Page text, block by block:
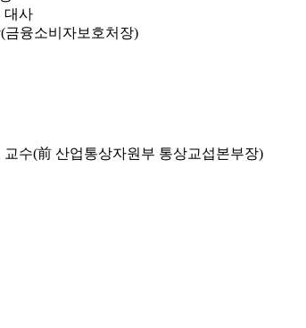
대사
금융소비자보호처장)
수(前 산업통상자원부 통상교섭본부장)